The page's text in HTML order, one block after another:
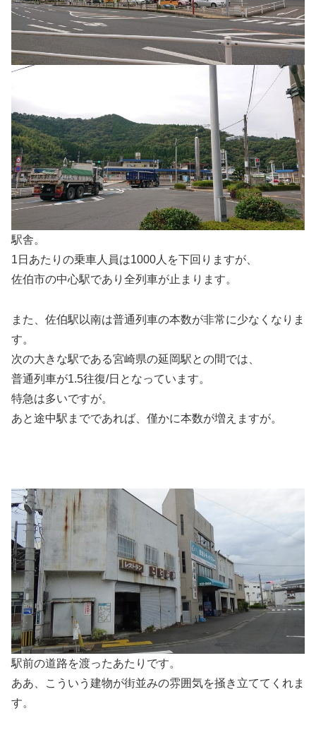
駅舎。
1日あたりの乗車人員は1000人を下回りますが、
佐伯市の中心駅であり全列車が止まります。
また、佐伯駅以南は普通列車の本数が非常に少なくなりま
す。
次の大きな駅である宮崎県の延岡駅との間では、
普通列車が1.5往復/日となっています。
特急は多いですが。
あと途中駅までであれば、僅かに本数が増えますが。
駅前の道路を渡ったあたりです。
ああ、こういう建物が街並みの雰囲気を掻き立ててくれま
す。